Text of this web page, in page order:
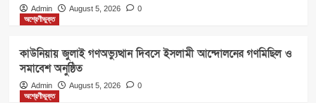
Admin August 5, 2026
0
অশ্রেণীভুক্ত
কাউনিয়ায় জুলাই গণঅভ্যুত্থান দিবসে ইসলামী আন্দোলনের গণমিছিল ও
সমাবেশ অনুষ্ঠিত
Admin August 5, 2026
0
অশ্রেণীভুক্ত